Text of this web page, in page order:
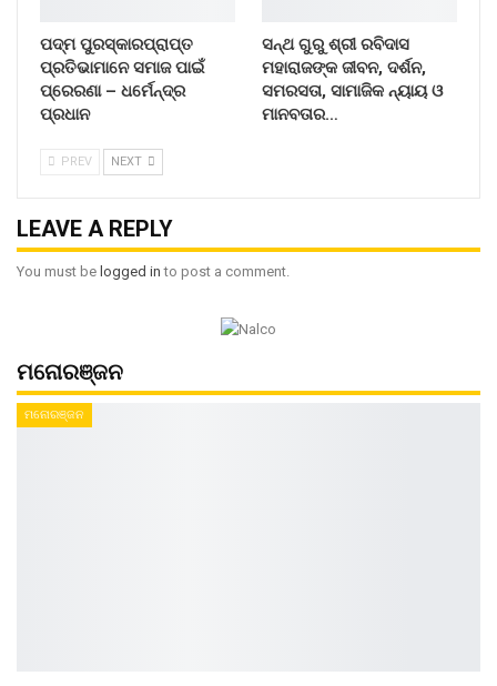
ପଦ୍ମ ପୁରସ୍କାରପ୍ରାପ୍ତ
ପ୍ରତିଭାମାନେ ସମାଜ ପାଇଁ
ପ୍ରେରଣା – ଧର୍ମେନ୍ଦ୍ର
ପ୍ରଧାନ
ସନ୍ଥ ଗୁରୁ ଶ୍ରୀ ରବିଦାସ
ମହାରାଜଙ୍କ ଜୀବନ, ଦର୍ଶନ,
ସମରସତା, ସାମାଜିକ ନ୍ୟାୟ ଓ
ମାନବତାର…
PREV NEXT
LEAVE A REPLY
You must be logged in to post a comment.
ମନୋରଞ୍ଜନ
ମନୋରଞ୍ଜନ